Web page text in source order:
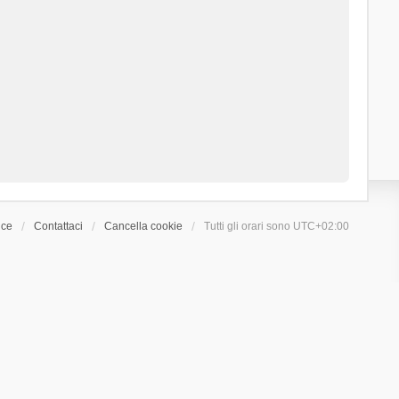
Contattaci Cancella cookie Tutti gli orari sono UTC+02:00